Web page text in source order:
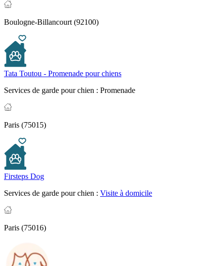
Boulogne-Billancourt (92100)
Tata Toutou - Promenade pour chiens
Services de garde pour chien : Promenade
Paris (75015)
Firsteps Dog
Services de garde pour chien : Visite à domicile
Paris (75016)